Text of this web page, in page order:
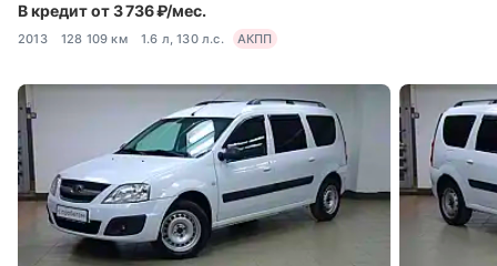
В кредит от 3 736 ₽/мес.
2013 128 109 км 1.6 л, 130 л.с. АКПП